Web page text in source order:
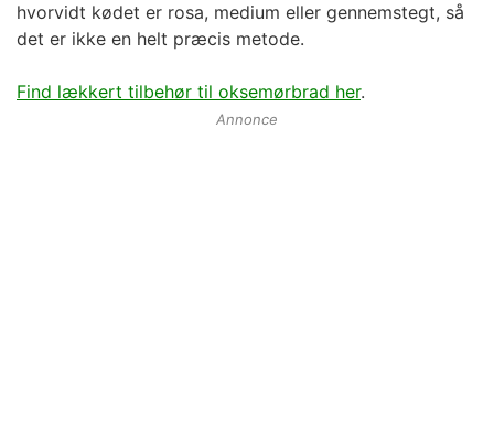
hvorvidt kødet er rosa, medium eller gennemstegt, så
det er ikke en helt præcis metode.
Find lækkert tilbehør til oksemørbrad her.
Annonce